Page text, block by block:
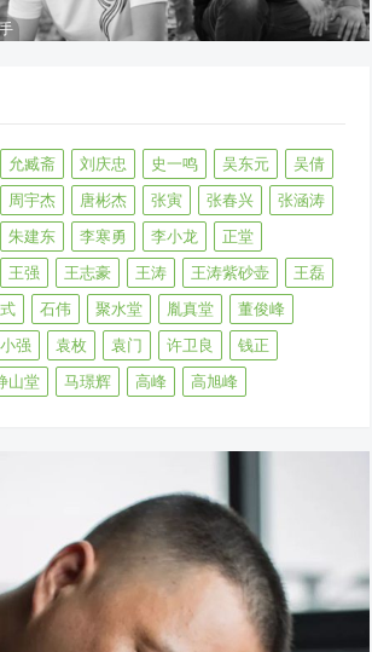
允臧斋 刘庆忠 史一鸣 吴东元
吴倩
周宇杰 唐彬杰 张寅 张春兴
张涵涛
朱建东 李寒勇 李小龙
正堂
王强 王志豪 王涛 王涛紫砂壶
王磊
石伟 聚水堂 胤真堂
董俊峰
强 袁枚 袁门 许卫良
钱正
山堂 马璟辉 高峰 高旭峰